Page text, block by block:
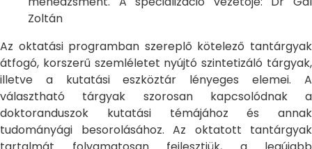
Zoltán
Az oktatási programban szereplő kötelező tantárgyak
átfogó, korszerű szemléletet nyújtó szintetizáló tárgyak,
illetve a kutatási eszköztár lényeges elemei. A
választható tárgyak szorosan kapcsolódnak a
doktoranduszok kutatási témájához és annak
tudományági besorolásához. Az oktatott tantárgyak